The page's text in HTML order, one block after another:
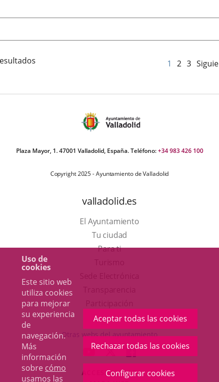
Uso de
cookies
Este sitio web
utiliza cookies
para mejorar
su experiencia
de
navegación.
Más
información
sobre cómo
usamos las
Aceptar todas las cookies
Rechazar todas las cookies
Configurar cookies
1 2 3
Plaza Mayor, 1. 47001 Valladolid, España. Teléfono:+34 983 426 100
Copyright 2025 - Ayuntamiento de Valladolid
valladolid.es
El Ayuntamiento
Tu ciudad
Para ti
en
una
ventana
nueva.
aplicación
externa.
Otras webs del ayuntamiento
ENLACE
A
UNA
ENLACE
A
UNA
ENLACE
A
UNA
ACCESIBILIDAD